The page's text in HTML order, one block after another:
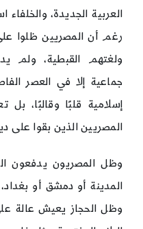
العربية الجديدة، والخلفاء
رغم أن المصريين ظلوا
ولغتهم القبطية، ولم
جماعية إلا في العصر
إسلامية قلبًا وقالبًا،
المصريين الذين بقوا على
وظل المصريون يدفعون
المدينة أو دمشق أو بغداد،
وظل الحجاز يعيش عالة